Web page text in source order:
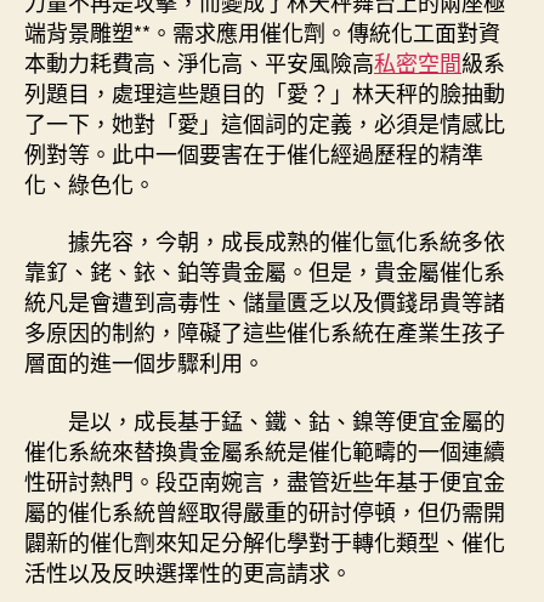
端背景雕塑**。需求應用催化劑。傳統化工面對資
本動力耗費高、淨化高、平安風險高私密空間級系
列題目，處理這些題目的「愛？」林天秤的臉抽動
了一下，她對「愛」這個詞的定義，必須是情感比
例對等。此中一個要害在于催化經過歷程的精準
化、綠色化。
據先容，今朝，成長成熟的催化氫化系統多依
靠釕、銠、銥、鉑等貴金屬。但是，貴金屬催化系
統凡是會遭到高毒性、儲量匱乏以及價錢昂貴等諸
多原因的制約，障礙了這些催化系統在產業生孩子
層面的進一個步驟利用。
是以，成長基于錳、鐵、鈷、鎳等便宜金屬的
催化系統來替換貴金屬系統是催化範疇的一個連續
性研討熱門。段亞南婉言，盡管近些年基于便宜金
屬的催化系統曾經取得嚴重的研討停頓，但仍需開
闢新的催化劑來知足分解化學對于轉化類型、催化
活性以及反映選擇性的更高請求。